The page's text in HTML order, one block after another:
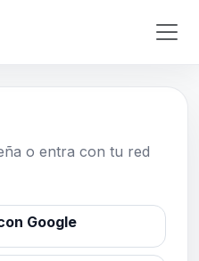
o entra con tu red
Google